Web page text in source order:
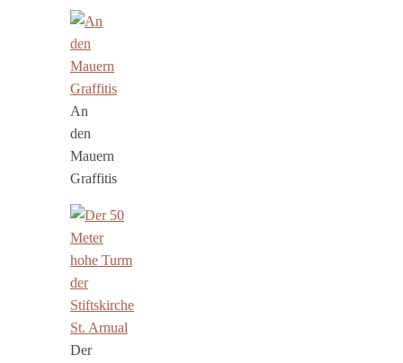
An
den
Mauern
Graffitis
Der